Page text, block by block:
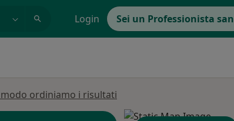
Login Sei un Professionista
ordiniamo i risultati